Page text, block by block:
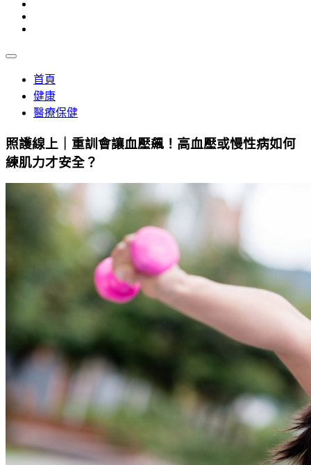
首頁
健康
醫療保健
照護線上｜重訓會讓血壓飆！高血壓或慢性病如何
練肌力才安全？